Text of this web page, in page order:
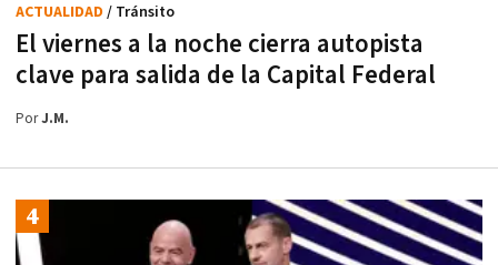
El viernes a la noche cierra autopista
clave para salida de la Capital Federal
ACTUALIDAD / Tránsito
PorJ.M.